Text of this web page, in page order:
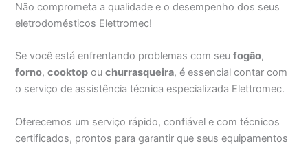
Não comprometa a qualidade e o desempenho dos seus
eletrodomésticos Elettromec!
Se você está enfrentando problemas com seufogão,
forno,cooktop ouchurrasqueira, é essencial contar com
o serviço de assistência técnica especializada Elettromec.
Oferecemos um serviço rápido, confiável e com técnicos
certificados, prontos para garantir que seus equipamentos